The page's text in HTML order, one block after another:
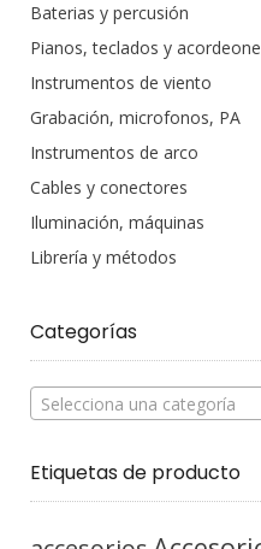
Baterias y percusión
Pianos, teclados y
Instrumentos de viento
Grabación, microfonos, PA
Instrumentos de arco
Cables y conectores
Iluminación, máquinas
Librería y métodos
Categorías
Selecciona una categoría
Etiquetas de producto